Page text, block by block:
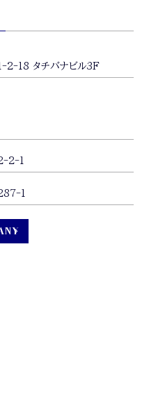
2-18 タチバナビル3F
2-1
1